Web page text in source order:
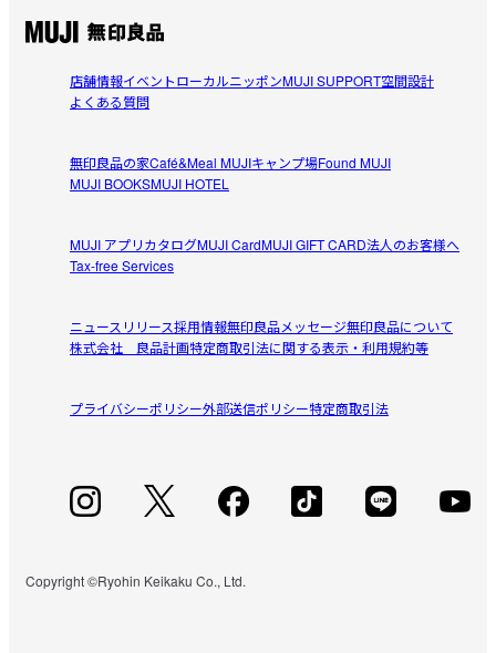
②レモン
ます。香料ではない、レモン本来の風味を楽しめます。
隠し味として、レモンと相性の良い魚醤を加え、魚介系の旨み
をプラスしています。
お客様からご支持いただいている「レモンの酸味」と「サルシ
ッチャの旨み」はそのままに、食塩や魚醤の量を見直し、より
やかなレモンソースに仕上げました。
小麦の旨みひきたつ生パスタ　リングイネ」
ません。
有記号等)（PDF：0.2MB）
夏のパスタソースはこれ！
スタとパスタソースを買って帰り、すぐにいただくことも
多いです。暑くなってきたので今のお気に入りは、レモン
けます。
参考になった（0人）
サルシッチャの食感やレモンの風味、ソースの味自体は良
かったのですが舌に残る塩味が気になりました。味が濃か
パスタを多くしたり、ソースの量を調整したら食べやすく
なるかなと思いました。
参考になった（0人）
店舗情報イベントローカルニッポンMUJI SUPPORT空間設計
よくある質問
無印良品の家Café&Meal MUJIキャンプ場Found MUJI
MUJI BOOKSMUJI HOTEL
MUJI アプリカタログMUJI CardMUJI GIFT CARD法人のお客様へ
Tax-free Services
ニュースリリース採用情報無印良品メッセージ無印良品について
株式会社 良品計画特定商取引法に関する表示・利用規約等
プライバシーポリシー外部送信ポリシー特定商取引法
Copyright ©Ryohin Keikaku Co., Ltd.